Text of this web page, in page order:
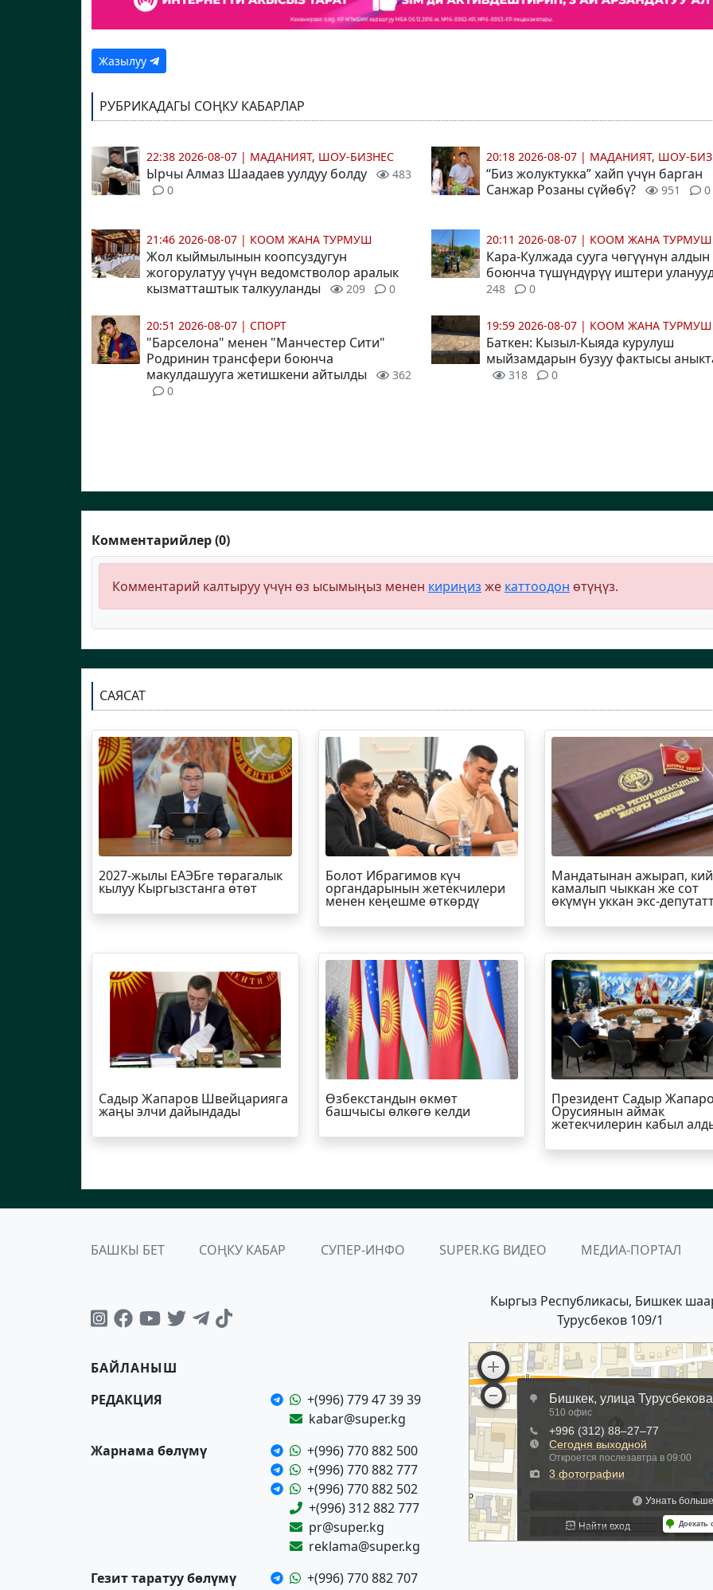
Жазылуу
РУБРИКАДАГЫ СОҢКУ КАБАРЛАР
22:38 2026-08-07 | МАДАНИЯТ, ШОУ-БИЗНЕС
Ырчы Алмаз Шаадаев уулдуу болду
483
0
21:46 2026-08-07 | КООМ ЖАНА ТУРМУШ
Жол кыймылынын коопсуздугун
жогорулатуу үчүн ведомстволор аралык
кызматташтык талкууланды
209 0
20:51 2026-08-07 | СПОРТ
"Барселона" менен "Манчестер Сити"
Родринин трансфери боюнча
макулдашууга жетишкени айтылды
362
0
20:18 2026-08-07 | МАДАНИЯТ, ШОУ-
“Биз жолуктукка” хайп үчүн барган
Санжар Розаны сүйөбү?
951 0
20:11 2026-08-07 | КООМ ЖАНА ТУРМУШ
Кара-Кулжада сууга чөгүүнүн алдын
боюнча түшүндүрүү иштери
248 0
19:59 2026-08-07 | КООМ ЖАНА ТУРМУШ
Баткен: Кызыл-Кыяда курулуш
мыйзамдарын бузуу фактысы
318 0
Комментарийлер (0)
Комментарий калтыруу үчүн өз ысымыңыз менен кириңиз же каттоодон өтүңүз.
САЯСАТ
2027-жылы ЕАЭБге төрагалык
кылуу Кыргызстанга өтөт
Болот Ибрагимов күч
органдарынын жетекчилери
менен кеңешме өткөрдү
Мандатынан ажырап,
камалып чыккан же сот
өкүмүн уккан экс-
Садыр Жапаров Швейцарияга
жаңы элчи дайындады
Өзбекстандын өкмөт
башчысы өлкөгө келди
Президент Садыр
Орусиянын аймак
жетекчилерин кабыл
БАШКЫ БЕТ СОҢКУ КАБАР СУПЕР-ИНФО SUPER.KG ВИДЕО МЕДИА-ПОРТАЛ
БАЙЛАНЫШ
РЕДАКЦИЯ
+(996) 779 47 39 39
kabar@super.kg
Жарнама бөлүмү
+(996) 770 882 500
+(996) 770 882 777
+(996) 770 882 502
+(996) 312 882 777
pr@super.kg
reklama@super.kg
Гезит таратуу бөлүмү
+(996) 770 882 707
Кыргыз Республикасы, Бишкек
Турусбеков 109/1